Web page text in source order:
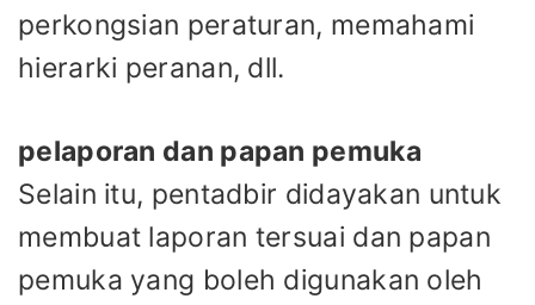
perkongsian peraturan, memahami
hierarki peranan, dll.
pelaporan dan papan pemuka
Selain itu, pentadbir didayakan untuk
membuat laporan tersuai dan papan
pemuka yang boleh digunakan oleh